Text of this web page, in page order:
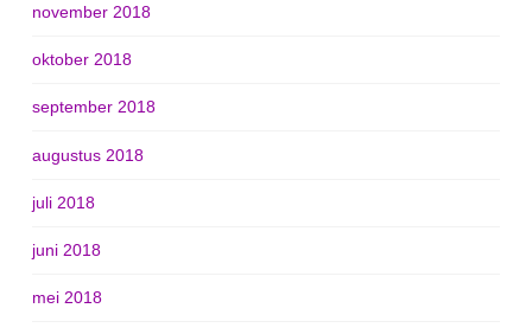
november 2018
oktober 2018
september 2018
augustus 2018
juli 2018
juni 2018
mei 2018